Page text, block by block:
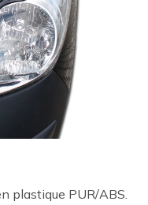
plastique PUR/ABS.